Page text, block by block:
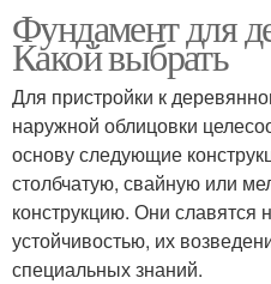
Фундамент для
Какой выбрать
Для пристройки к
наружной облицовки
основу следующие
столбчатую, свайную или
конструкцию. Они
устойчивостью, их
специальных знаний.